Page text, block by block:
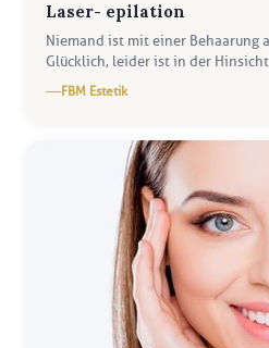
Laser- epilation
Niemand ist mit einer Behaarung
Glücklich, leider ist in der
FBM Estetik